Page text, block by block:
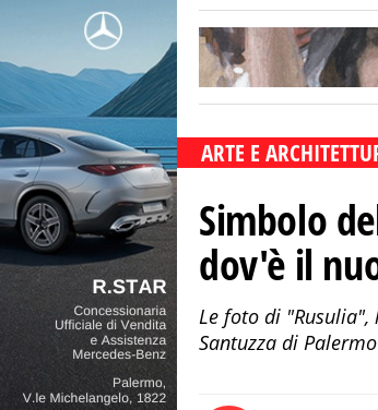
ARTE E
Simbolo
dov'è il
Le foto di
Santuzza di